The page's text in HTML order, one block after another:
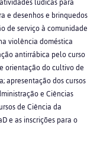
e desenhos e brinquedos
de serviço à comunidade
violência doméstica
antirrábica pelo curso
orientação do cultivo de
apresentação dos cursos
e Ciências
de Ciência da
e as inscrições para o